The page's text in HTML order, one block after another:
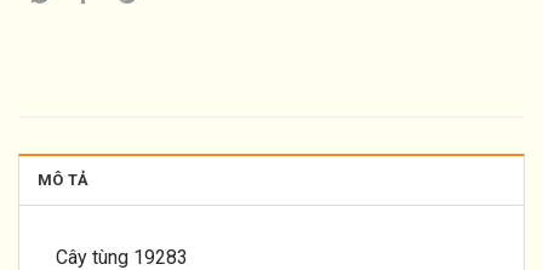
MÔ TẢ
Cây tùng 19283